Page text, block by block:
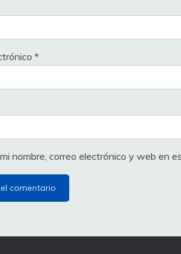
*
nombre, correo electrónico y web en